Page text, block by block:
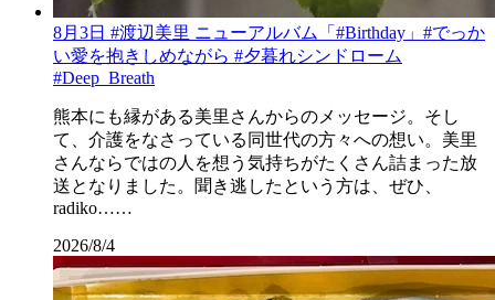
8月3日 #渡辺美里 ニューアルバム「#Birthday」#でっか
い愛を抱きしめながら #夕暮れシンドローム
#Deep_Breath
熊本にも縁がある美里さんからのメッセージ。そし
て、介護をなさっている同世代の方々への想い。美里
さんならではの人を想う気持ちがたくさん詰まった放
送となりました。聞き逃したという方は、ぜひ、
radiko……
2026/8/4